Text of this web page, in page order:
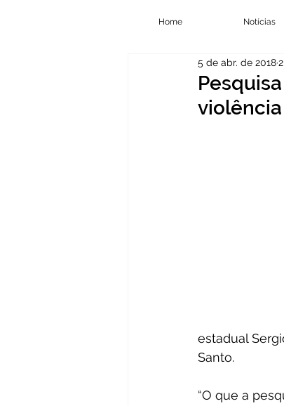
Home Notícias
violência
5 de abr. de 2018
estadual
Santo.
“O que a